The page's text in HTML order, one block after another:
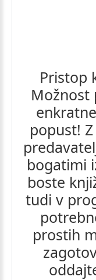
Pristop
Možnost
popust! Z
bogatimi
boste
tudi v
prostih